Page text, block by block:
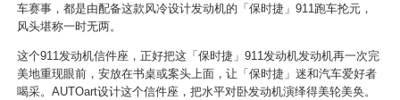
车赛事，都是由配备这款风冷设计发动机的「保时捷」911跑车抡元，
风头堪称一时无两。
这个911发动机信件座，正好把这「保时捷」911发动机发动机再一次完
美地重现眼前，安放在书桌或案头上面，让「保时捷」迷和汽车爱好者
喝采。AUTOart设计这个信件座，把水平对卧发动机演绎得美轮美奂。